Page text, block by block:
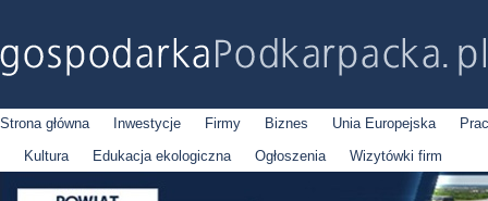
Strona główna Inwestycje Firmy Biznes Unia Europejska
Kultura
Edukacja ekologiczna Ogłoszenia Wizytówki firm